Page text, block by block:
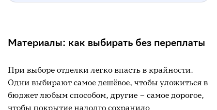
Материалы: как выбирать без переплаты
При выборе отделки легко впасть в крайности.
Одни выбирают самое дешёвое, чтобы уложиться в
бюджет любым способом, другие – самое дорогое,
чтобы покрытие надолго сохранило